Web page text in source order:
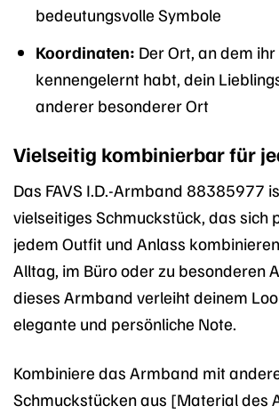
bedeutungsvolle Symbole
Koordinaten: Der Ort, an dem
kennengelernt habt, dein
anderer besonderer Ort
Vielseitig kombinierbar für
Das FAVS I.D.-Armband 88385977
vielseitiges Schmuckstück, das sich
jedem Outfit und Anlass
Alltag, im Büro oder zu besonderen
dieses Armband verleiht deinem
elegante und persönliche Note.
Kombiniere das Armband mit
Schmuckstücken aus [Material des